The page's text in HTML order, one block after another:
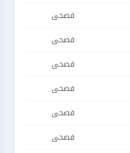
فصحى
فصحى
فصحى
فصحى
فصحى
فصحى